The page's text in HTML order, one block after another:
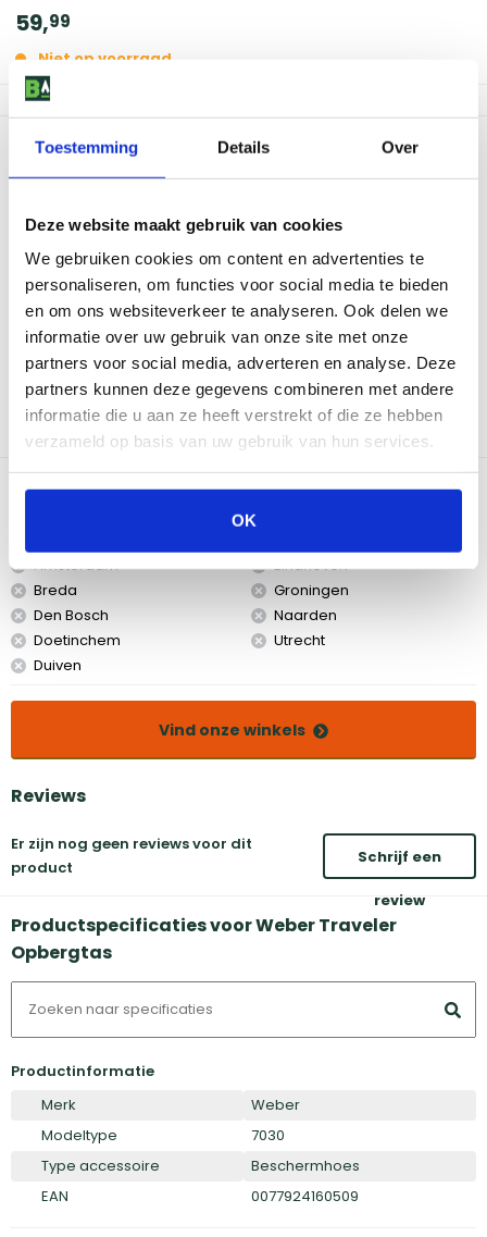
Toestemming Details Over
Deze website maakt gebruik van cookies
We gebruiken cookies om content en advertenties te
personaliseren, om functies voor social media te bieden
en om ons websiteverkeer te analyseren. Ook delen we
informatie over uw gebruik van onze site met onze
partners voor social media, adverteren en analyse. Deze
partners kunnen deze gegevens combineren met andere
informatie die u aan ze heeft verstrekt of die ze hebben
verzameld op basis van uw gebruik van hun services.
OK
59,99
Niet op voorraad
Productomschrijving
De Weber Traveler Opbergtas is een essentieel accessoire voor
speciaal ontworpen om jouw Weber Traveler barbecue te
beschermen tegen vet en vuil. Zo blijft het interieur van jouw
voertuig schoon tijdens het transport. De Weber Traveler
Opbergtas is meer dan alleen een beschermhoes. Het is ook een
handige opbergruimte voor al jouw barbecue tools. De tas is
gemaakt van duurzaam materiaal dat bestand is tegen de
elementen. Het past perfect om de Weber Traveler, waardoor je
zeker weet dat jouw barbecue veilig en beschermd is. Wanneer
de tas niet in gebruik is, kan hij plat en klein worden opgevouwen.
Zo neemt hij weinig ruimte in beslag in jouw laadruimte of
garage.
Bekijk dit product in onze winkels
Amsterdam
Breda
Den Bosch
Doetinchem
Duiven
Eindhoven
Groningen
Naarden
Utrecht
Vind onze winkels
Reviews
Er zijn nog geen reviews voor dit
product
Schrijf een
review
Productspecificaties voor Weber Traveler
Opbergtas
Productinformatie
Merk
Weber
Modeltype
7030
Type accessoire
Beschermhoes
EAN
0077924160509